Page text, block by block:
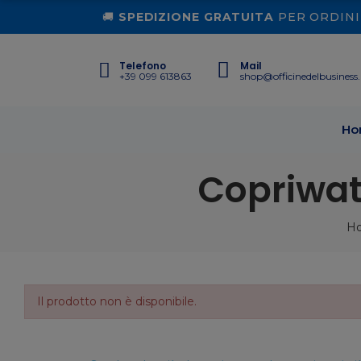
🚚 SPEDIZIONE GRATUITA PER
Telefono
+39 099 613863
Mail
Il prodotto non è disponibile.